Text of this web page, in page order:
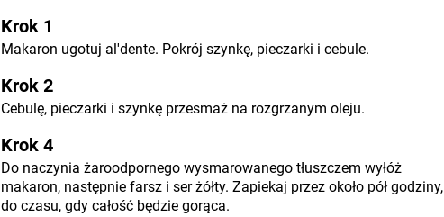
Krok 1
Makaron ugotuj al'dente. Pokrój szynkę, pieczarki i cebule.
Krok 2
Cebulę, pieczarki i szynkę przesmaż na rozgrzanym oleju.
Krok 4
Do naczynia żaroodpornego wysmarowanego tłuszczem wyłóż
makaron, następnie farsz i ser żółty. Zapiekaj przez około pół godziny,
do czasu, gdy całość będzie gorąca.